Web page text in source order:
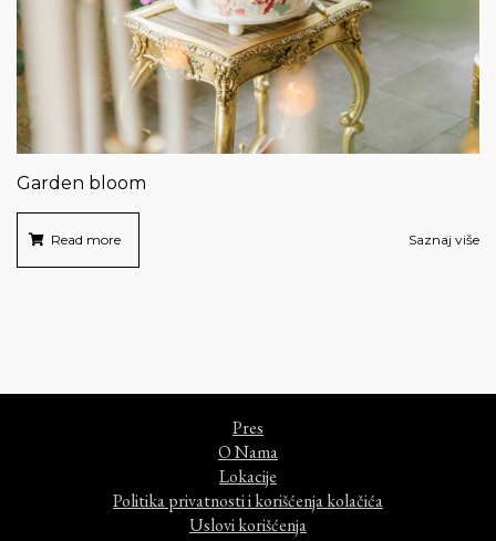
Garden bloom
Read more Saznaj više
Pres
O Nama
Lokacije
Politika privatnosti i korišćenja kolačića
Uslovi korišćenja